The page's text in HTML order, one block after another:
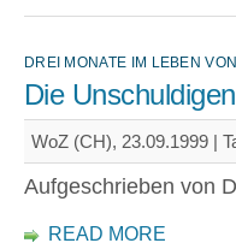
DREI MONATE IM LEBEN
Die
WoZ (CH), 23.09.1999 |
Aufgeschrieben von
READ MORE